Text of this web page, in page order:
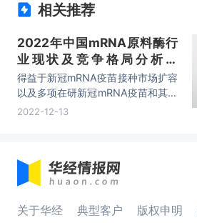
相关推荐
2022年中国mRNA原料酶行
业现状及竞争格局分析，
mRNA疫苗需求推动行业发展
「图」
得益于新冠mRNA疫苗接种市场扩容
以及多项在研新冠mRNA疫苗和其他
非新冠在研mRNA项目的推进，国内
2022-12-13
关于华经 典型客户 版权申明